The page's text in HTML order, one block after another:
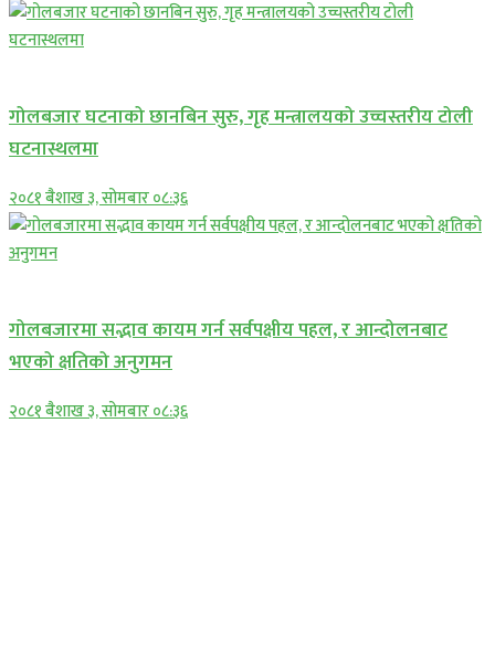
गोलबजार घटनाको छानबिन सुरु, गृह मन्त्रालयको उच्चस्तरीय टोली
घटनास्थलमा
२०८१ बैशाख ३, सोमबार ०८:३६
गोलबजारमा सद्भाव कायम गर्न सर्वपक्षीय पहल, र आन्दोलनबाट
भएको क्षतिको अनुगमन
२०८१ बैशाख ३, सोमबार ०८:३६